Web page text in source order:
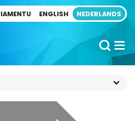
ENGLISH NEDERLANDS